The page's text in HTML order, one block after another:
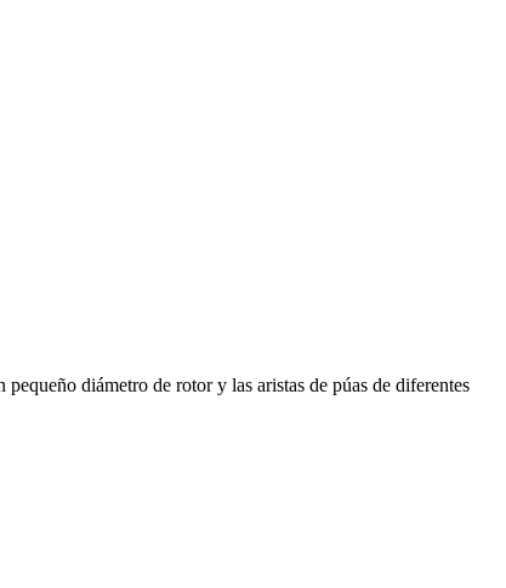
diámetro de rotor y las aristas de púas de diferentes